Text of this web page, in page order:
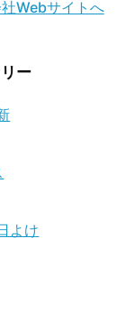
Webサイトへ
ー
よけ